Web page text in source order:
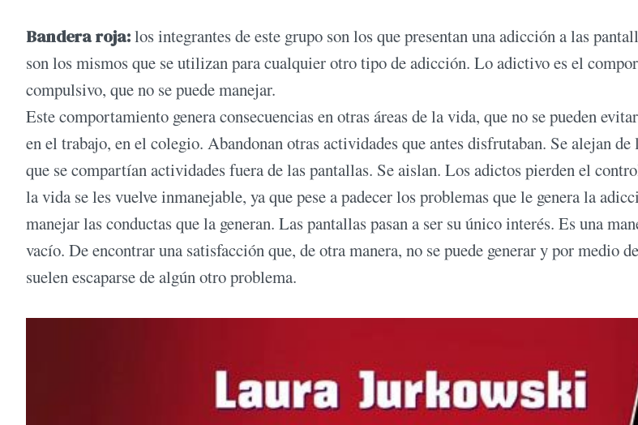
Bandera roja:los integrantes de este grupo son los que presentan una adicción a las
son los mismos que se utilizan para cualquier otro tipo de adicción. Lo adictivo es el
compulsivo, que no se puede manejar.
Este comportamiento genera consecuencias en otras áreas de la vida, que no se pueden
en el trabajo, en el colegio. Abandonan otras actividades que antes disfrutaban. Se alejan
que se compartían actividades fuera de las pantallas. Se aislan. Los adictos pierden el
la vida se les vuelve inmanejable, ya que pese a padecer los problemas que le genera la
manejar las conductas que la generan. Las pantallas pasan a ser su único interés. Es una
vacío. De encontrar una satisfacción que, de otra manera, no se puede generar y por medio
suelen escaparse de algún otro problema.